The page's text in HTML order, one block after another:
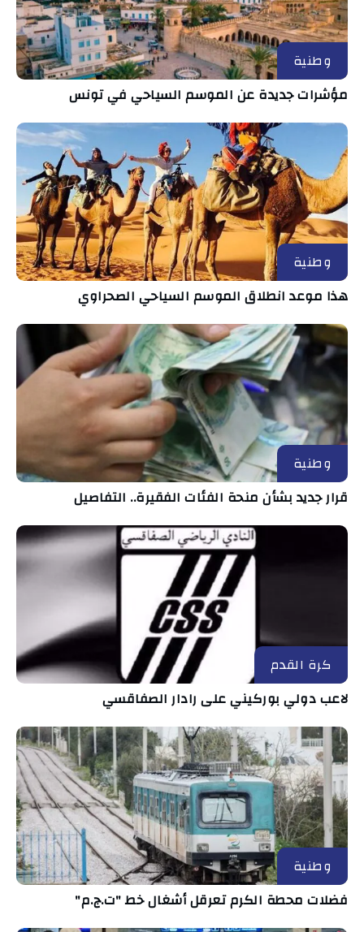
وطنية
مؤشرات جديدة عن الموسم السياحي في تونس
وطنية
هذا موعد انطلاق الموسم السياحي الصحراوي
وطنية
قرار جديد بشأن منحة الفئات الفقيرة.. التفاصيل
كرة القدم
لاعب دولي بوركيني على رادار الصفاقسي
وطنية
فضلات محطة الكرم تعرقل أشغال خط "ت.ج.م"